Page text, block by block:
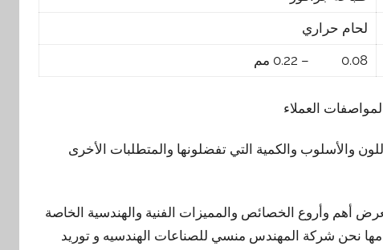
لحام حراري
0.08 – 0.22 مم
العملاء
والأسلوب والكمية التي تفضلونها والمتطلبات الأخرى
أهم وأروع الخصائص والمميزات الفنية والهندسية الخاصة
نحن شركة المهندس منسي للصناعات الهندسيه و توريد